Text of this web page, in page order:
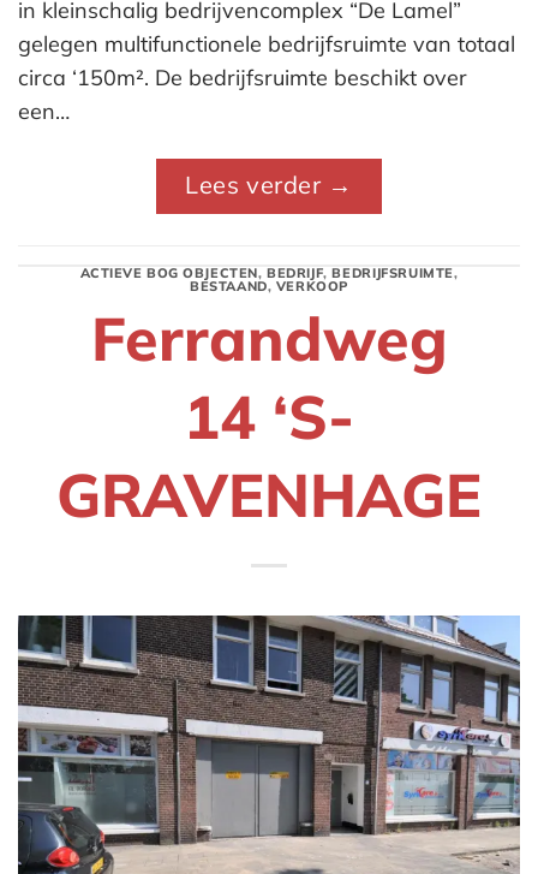
in kleinschalig bedrijvencomplex “De Lamel”
gelegen multifunctionele bedrijfsruimte van totaal
circa ‘150m². De bedrijfsruimte beschikt over
een…
Lees verder →
ACTIEVE BOG OBJECTEN, BEDRIJF,BEDRIJFSRUIMTE,
BESTAAND, VERKOOP
Ferrandweg
14 ‘S-
GRAVENHAGE